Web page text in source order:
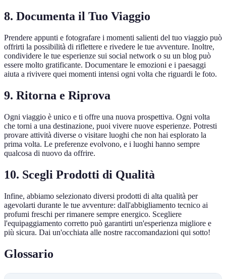
8. Documenta il Tuo Viaggio
Prendere appunti e fotografare i momenti salienti del tuo viaggio può
offrirti la possibilità di riflettere e rivedere le tue avventure. Inoltre,
condividere le tue esperienze sui social network o su un blog può
essere molto gratificante. Documentare le emozioni e i paesaggi
aiuta a rivivere quei momenti intensi ogni volta che riguardi le foto.
9. Ritorna e Riprova
Ogni viaggio è unico e ti offre una nuova prospettiva. Ogni volta
che torni a una destinazione, puoi vivere nuove esperienze. Potresti
provare attività diverse o visitare luoghi che non hai esplorato la
prima volta. Le preferenze evolvono, e i luoghi hanno sempre
qualcosa di nuovo da offrire.
10. Scegli Prodotti di Qualità
Infine, abbiamo selezionato diversi prodotti di alta qualità per
agevolarti durante le tue avventure: dall'abbigliamento tecnico ai
profumi freschi per rimanere sempre energico. Scegliere
l'equipaggiamento corretto può garantirti un'esperienza migliore e
più sicura. Dai un'occhiata alle nostre raccomandazioni qui sotto!
Glossario